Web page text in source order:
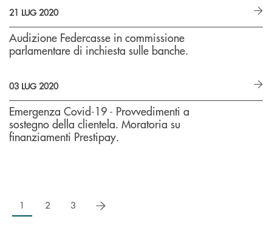
21 LUG 2020
Audizione Federcasse in commissione
parlamentare di inchiesta sulle banche.
03 LUG 2020
Emergenza Covid-19 - Provvedimenti a
sostegno della clientela. Moratoria su
finanziamenti Prestipay.
1 2 3 successivo